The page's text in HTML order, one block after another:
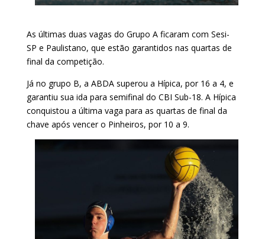
As últimas duas vagas do Grupo A ficaram com Sesi-
SP e Paulistano, que estão garantidos nas quartas de
final da competição.
Já no grupo B, a ABDA superou a Hípica, por 16 a 4, e
garantiu sua ida para semifinal do CBI Sub-18. A Hípica
conquistou a última vaga para as quartas de final da
chave após vencer o Pinheiros, por 10 a 9.